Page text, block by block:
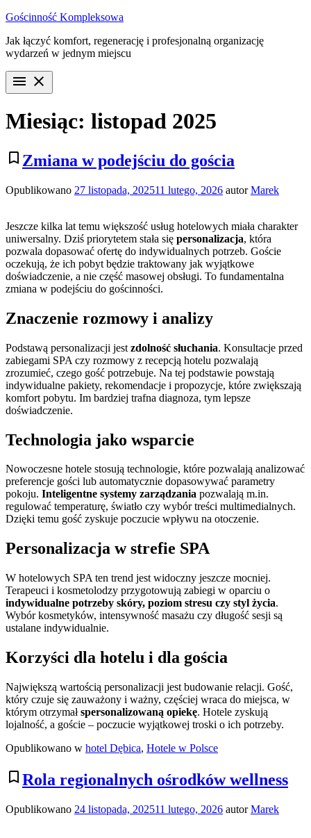
Przejdź
treści
Gościnność Kompleksowa
Jak łączyć komfort, regenerację i profesjonalną organizację
wydarzeń w jednym miejscu
menu close
Miesiąc: listopad 2025
bookmark_border Zmiana w podejściu do gościa
Opublikowano 27 listopada, 202511 lutego, 2026 autorMarek
Jeszcze kilka lat temu większość usług hotelowych miała charakter
uniwersalny. Dziś priorytetem stała się personalizacja, która
pozwala dopasować ofertę do indywidualnych potrzeb. Goście
oczekują, że ich pobyt będzie traktowany jak wyjątkowe
doświadczenie, a nie część masowej obsługi. To fundamentalna
zmiana w podejściu do gościnności.
Znaczenie rozmowy i analizy
Podstawą personalizacji jest zdolność słuchania. Konsultacje przed
zabiegami SPA czy rozmowy z recepcją hotelu pozwalają
zrozumieć, czego gość potrzebuje. Na tej podstawie powstają
indywidualne pakiety, rekomendacje i propozycje, które zwiększają
komfort pobytu. Im bardziej trafna diagnoza, tym lepsze
doświadczenie.
Technologia jako wsparcie
Nowoczesne hotele stosują technologie, które pozwalają analizować
preferencje gości lub automatycznie dopasowywać parametry
pokoju. Inteligentne systemy zarządzania pozwalają m.in.
regulować temperaturę, światło czy wybór treści multimedialnych.
Dzięki temu gość zyskuje poczucie wpływu na otoczenie.
Personalizacja w strefie SPA
W hotelowych SPA ten trend jest widoczny jeszcze mocniej.
Terapeuci i kosmetolodzy przygotowują zabiegi w oparciu o
indywidualne potrzeby skóry, poziom stresu czy styl życia.
Wybór kosmetyków, intensywność masażu czy długość sesji są
ustalane indywidualnie.
Korzyści dla hotelu i dla gościa
Największą wartością personalizacji jest budowanie relacji. Gość,
który czuje się zauważony i ważny, częściej wraca do miejsca, w
którym otrzymałspersonalizowaną opiekę. Hotele zyskują
lojalność, a goście – poczucie wyjątkowej troski o ich potrzeby.
Opublikowano w hotel Dębica, Hotele w Polsce
bookmark_border Rola regionalnych ośrodków wellness
Opublikowano 24 listopada, 202511 lutego, 2026 autorMarek